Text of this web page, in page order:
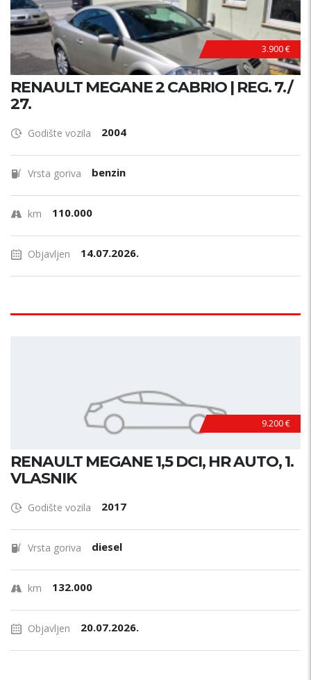
3.900 €
RENAULT MEGANE 2 CABRIO | REG. 7./
27.
Godište vozila 2004
Vrsta goriva benzin
km 110.000
Objavljen 14.07.2026.
9.200 €
RENAULT MEGANE 1,5 DCI, HR AUTO, 1.
VLASNIK
Godište vozila 2017
Vrsta goriva diesel
km 132.000
Objavljen 20.07.2026.